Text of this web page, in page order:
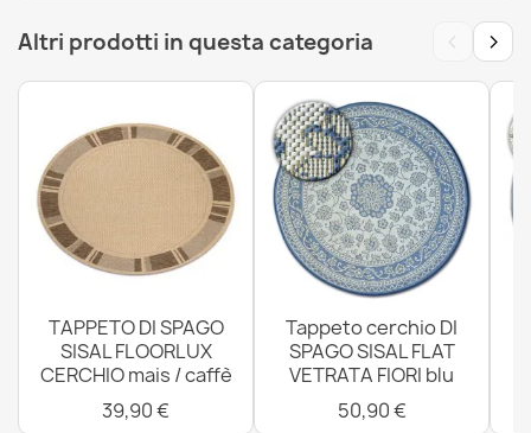
Tappeto IN CORDA SISAL SION rotondo A5165A Melange
Tappeto IN CORDA SISAL SION cerchio A5165A Melange
tessitura piatta grigio
Altri prodotti in questa categoria ‹ ›
TAPPETO DI SPAGO
SISAL FLOORLUX
CERCHIO mais / caffè
39,90 €
Tappeto cerchio DI
SPAGO SISAL FLAT
VETRATA FIORI blu
50,90 €